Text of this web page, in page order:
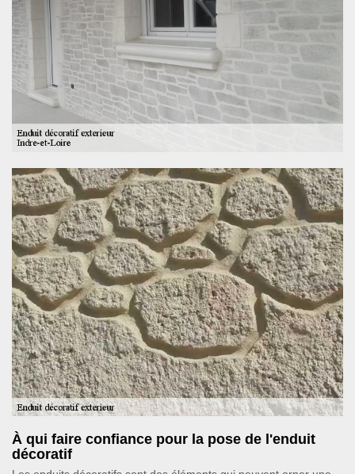
À qui faire confiance pour la pose de l'enduit
décoratif